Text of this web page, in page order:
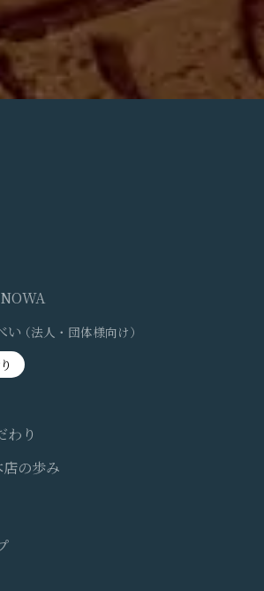
い（法人・団体様向け）
わり
の歩み